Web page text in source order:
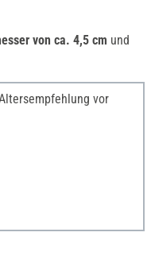
von ca. 4,5 cm und
vor